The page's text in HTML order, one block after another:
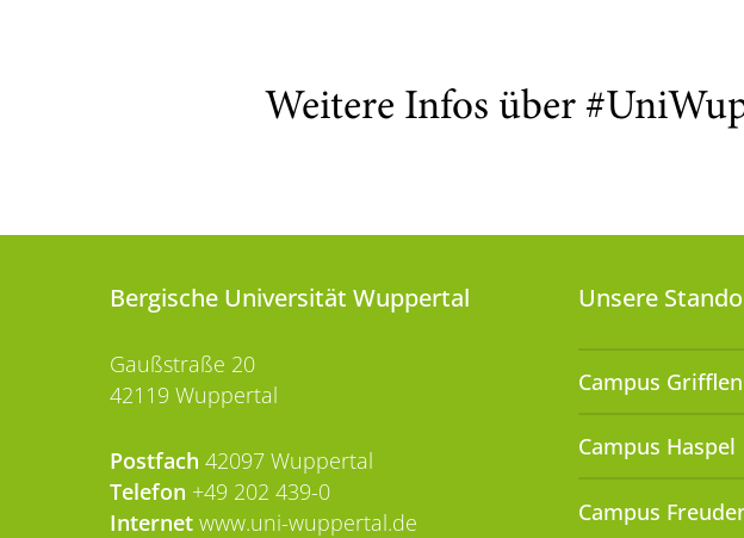
Weitere Infos über
Bergische Universität Wuppertal
Gaußstraße 20
42119 Wuppertal
Postfach 42097 Wuppertal
Telefon +49 202 439-0
Internet www.uni-wuppertal.de
Unsere
Campus
Campus Haspel
Campus